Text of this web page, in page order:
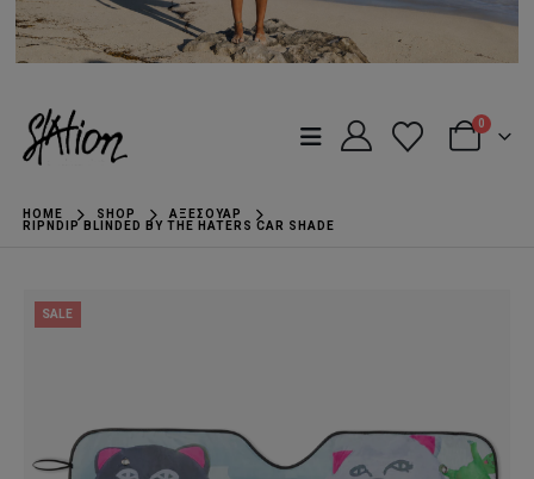
0
HOME SHOP
ΑΞΕΣΟΥΆΡ
RIPNDIP BLINDED BY THE HATERS CAR SHADE
SALE